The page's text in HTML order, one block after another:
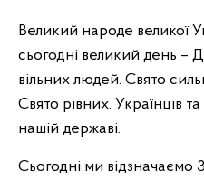
Великий народе великої
сьогодні великий день –
вільних людей. Свято
Свято рівних. Українців
нашій державі.
Сьогодні ми відзначаємо